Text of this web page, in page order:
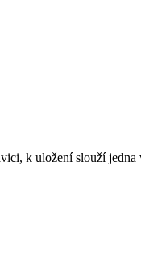
k uložení slouží jedna